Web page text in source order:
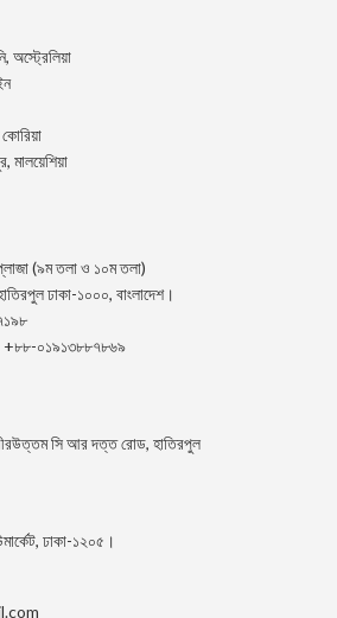
অস্ট্রেলিয়া
মালয়েশিয়া
(৯ম তলা ও ১০ম তলা)
ঢাকা-১০০০, বাংলাদেশ।
+৮৮-০১৯১৩৮৮৭৮৬৯
সি আর দত্ত রোড, হাতিরপুল
ঢাকা-১২০৫।